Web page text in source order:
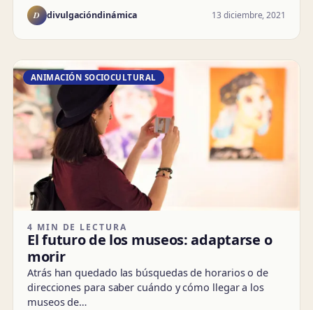
D divulgacióndinámica 13 diciembre, 2021
ANIMACIÓN SOCIOCULTURAL
4 MIN DE LECTURA
El futuro de los museos: adaptarse o
morir
Atrás han quedado las búsquedas de horarios o de
direcciones para saber cuándo y cómo llegar a los
museos de…